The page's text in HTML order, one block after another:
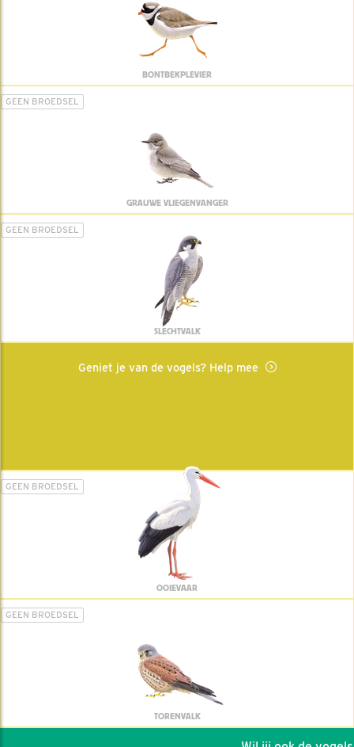
BONTBEKPLEVIER
GEEN BROEDSEL
GRAUWE VLIEGENVANGER
GEEN BROEDSEL
SLECHTVALK
Geniet je van de vogels? Help mee
GEEN BROEDSEL
OOIEVAAR
GEEN BROEDSEL
TORENVALK